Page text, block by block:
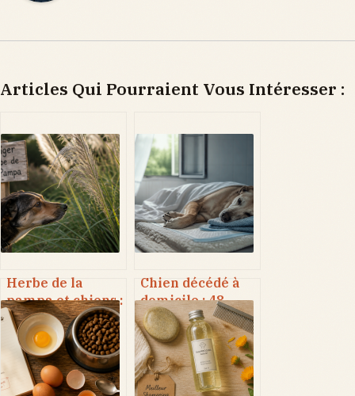
Articles Qui Pourraient Vous Intéresser :
Herbe de la
pampa et chiens :
3 risques
physiques
majeurs pour
votre animal
Chien décédé à
domicile : 48
heures pour agir,
cadre légal et
options de
recueillement